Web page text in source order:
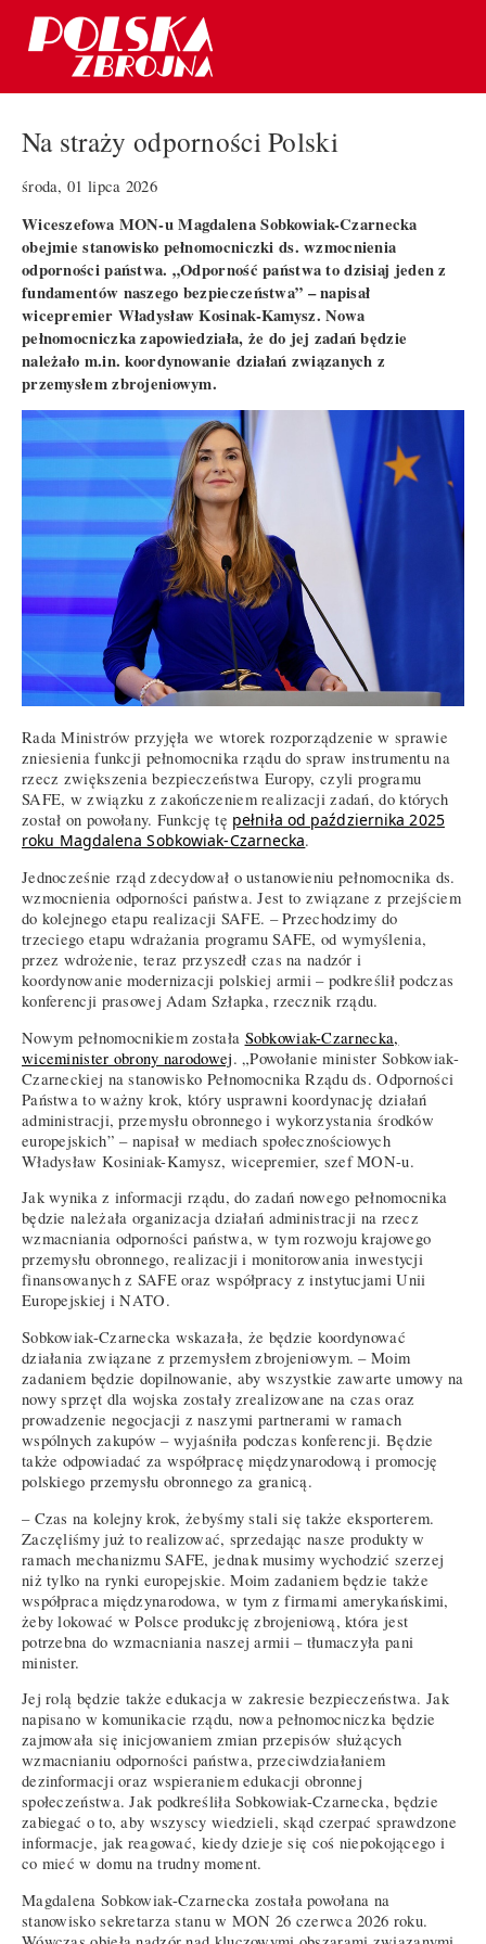
Na straży odporności Polski
środa, 01 lipca 2026
Wiceszefowa MON-u Magdalena Sobkowiak-Czarnecka
obejmie stanowisko pełnomocniczki ds. wzmocnienia
odporności państwa. „Odporność państwa to dzisiaj jeden z
fundamentów naszego bezpieczeństwa” – napisał
wicepremier Władysław Kosinak-Kamysz. Nowa
pełnomocniczka zapowiedziała, że do jej zadań będzie
należało m.in. koordynowanie działań związanych z
przemysłem zbrojeniowym.
Rada Ministrów przyjęła we wtorek rozporządzenie w sprawie
zniesienia funkcji pełnomocnika rządu do spraw instrumentu na
rzecz zwiększenia bezpieczeństwa Europy, czyli programu
SAFE, w związku z zakończeniem realizacji zadań, do których
został on powołany. Funkcję tę pełniła od października 2025
roku Magdalena Sobkowiak-Czarnecka.
Jednocześnie rząd zdecydował o ustanowieniu pełnomocnika ds.
wzmocnienia odporności państwa. Jest to związane z przejściem
do kolejnego etapu realizacji SAFE. – Przechodzimy do
trzeciego etapu wdrażania programu SAFE, od wymyślenia,
przez wdrożenie, teraz przyszedł czas na nadzór i
koordynowanie modernizacji polskiej armii – podkreślił podczas
konferencji prasowej Adam Szłapka, rzecznik rządu.
Nowym pełnomocnikiem została Sobkowiak-Czarnecka,
wiceminister obrony narodowej. „Powołanie minister Sobkowiak-
Czarneckiej na stanowisko Pełnomocnika Rządu ds. Odporności
Państwa to ważny krok, który usprawni koordynację działań
administracji, przemysłu obronnego i wykorzystania środków
europejskich” – napisał w mediach społecznościowych
Władysław Kosiniak-Kamysz, wicepremier, szef MON-u.
Jak wynika z informacji rządu, do zadań nowego pełnomocnika
będzie należała organizacja działań administracji na rzecz
wzmacniania odporności państwa, w tym rozwoju krajowego
przemysłu obronnego, realizacji i monitorowania inwestycji
finansowanych z SAFE oraz współpracy z instytucjami Unii
Europejskiej i NATO.
Sobkowiak-Czarnecka wskazała, że będzie koordynować
działania związane z przemysłem zbrojeniowym. – Moim
zadaniem będzie dopilnowanie, aby wszystkie zawarte umowy na
nowy sprzęt dla wojska zostały zrealizowane na czas oraz
prowadzenie negocjacji z naszymi partnerami w ramach
wspólnych zakupów – wyjaśniła podczas konferencji. Będzie
także odpowiadać za współpracę międzynarodową i promocję
polskiego przemysłu obronnego za granicą.
– Czas na kolejny krok, żebyśmy stali się także eksporterem.
Zaczęliśmy już to realizować, sprzedając nasze produkty w
ramach mechanizmu SAFE, jednak musimy wychodzić szerzej
niż tylko na rynki europejskie. Moim zadaniem będzie także
współpraca międzynarodowa, w tym z firmami amerykańskimi,
żeby lokować w Polsce produkcję zbrojeniową, która jest
potrzebna do wzmacniania naszej armii – tłumaczyła pani
minister.
Jej rolą będzie także edukacja w zakresie bezpieczeństwa. Jak
napisano w komunikacie rządu, nowa pełnomocniczka będzie
zajmowała się inicjowaniem zmian przepisów służących
wzmacnianiu odporności państwa, przeciwdziałaniem
dezinformacji oraz wspieraniem edukacji obronnej
społeczeństwa. Jak podkreśliła Sobkowiak-Czarnecka, będzie
zabiegać o to, aby wszyscy wiedzieli, skąd czerpać sprawdzone
informacje, jak reagować, kiedy dzieje się coś niepokojącego i
co mieć w domu na trudny moment.
Magdalena Sobkowiak-Czarnecka została powołana na
stanowisko sekretarza stanu w MON 26 czerwca 2026 roku.